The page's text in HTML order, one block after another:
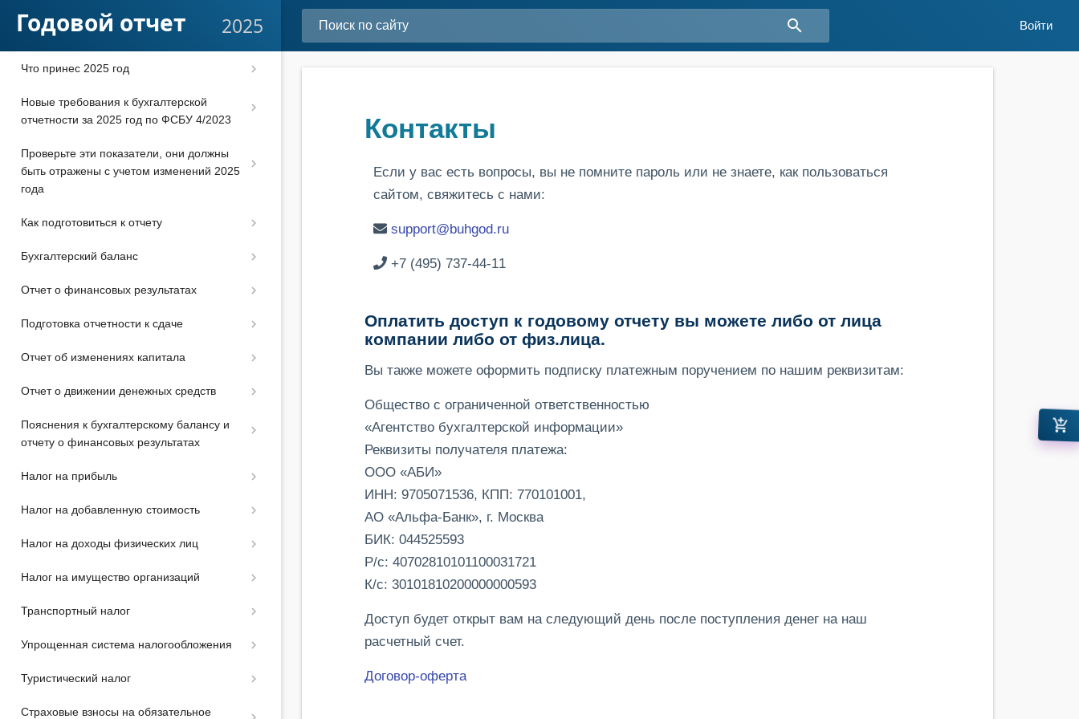
search Войти
Годовой отчет 2025
Что принес 2025 год
Новые требования к бухгалтерской
отчетности за 2025 год по ФСБУ 4/2023
Проверьте эти показатели, они должны
быть отражены с учетом изменений 2025
года
Как подготовиться к отчету
Бухгалтерский баланс
Отчет о финансовых результатах
Подготовка отчетности к сдаче
Отчет об изменениях капитала
Отчет о движении денежных средств
Пояснения к бухгалтерскому балансу и
отчету о финансовых результатах
Налог на прибыль
Налог на добавленную стоимость
Налог на доходы физических лиц
Налог на имущество организаций
Транспортный налог
Упрощенная система налогообложения
Туристический налог
Страховые взносы на обязательное
Контакты
Если у вас есть вопросы, вы не помните пароль или не знаете, как пользоваться
сайтом, свяжитесь с нами:
support@buhgod.ru
+7 (495) 737-44-11
Оплатить доступ к годовому отчету вы можете либо от лица
компании либо от физ.лица.
Вы также можете оформить подписку платежным поручением по нашим реквизитам:
Общество с ограниченной ответственностью
«Агентство бухгалтерской информации»
Реквизиты получателя платежа:
ООО «АБИ»
ИНН: 9705071536, КПП: 770101001,
АО «Альфа-Банк», г. Москва
БИК: 044525593
Р/с: 40702810101100031721
К/с: 30101810200000000593
Доступ будет открыт вам на следующий день после поступления денег на наш
расчетный счет.
Договор-оферта
add_shopping_cart